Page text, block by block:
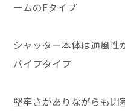
ームのFタイプ
シャッター本体は通風性
パイプタイプ
堅牢さがありながらも閉